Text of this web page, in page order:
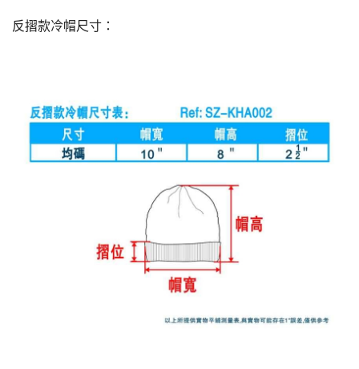
反摺款冷帽尺寸：